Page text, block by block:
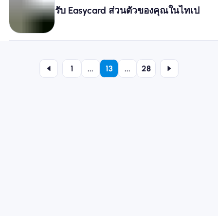
รับ Easycard ส่วนตัวของคุณในไทเป
1 ... 13 ... 28